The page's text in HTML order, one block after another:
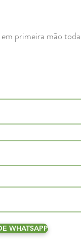
primeira mão
WHATSAPP